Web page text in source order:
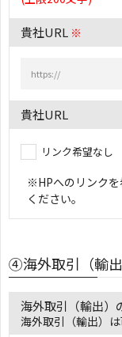
貴社URL ※
貴社URL
リンク希望なし
※HPへのリンク
ください。
④海外取引（輸
海外取引（輸出）
海外取引（輸出）